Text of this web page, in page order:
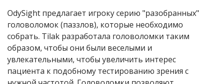
OdySight предлагает игроку серию "разобранных"
головоломок (паззлов), которые необходимо
собрать. Tilak разработала головоломки таким
образом, чтобы они были веселыми и
увлекательными, чтобы увеличить интерес
пациента к подобному тестированию зрения с